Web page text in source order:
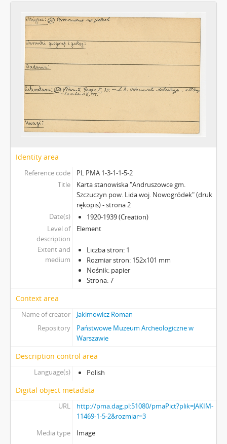
Identity area
Reference code
PL PMA 1-3-1-1-5-2
Title
Karta stanowiska "Andruszowce gm.
Szczuczyn pow. Lida woj. Nowogródek" (druk
rękopis) - strona 2
Date(s)
1920-1939 (Creation)
Level of
description
Element
Extent and
medium
Liczba stron: 1
Rozmiar stron: 152x101 mm
Nośnik: papier
Strona: 7
Context area
Name of creator
Jakimowicz Roman
Repository
Państwowe Muzeum Archeologiczne w
Warszawie
Description control area
Language(s) Polish
Digital object metadata
URL
http://pma.dag.pl:51080/pmaPict?plik=JAKIM-
11469-1-5-2&rozmiar=3
Media type
Image